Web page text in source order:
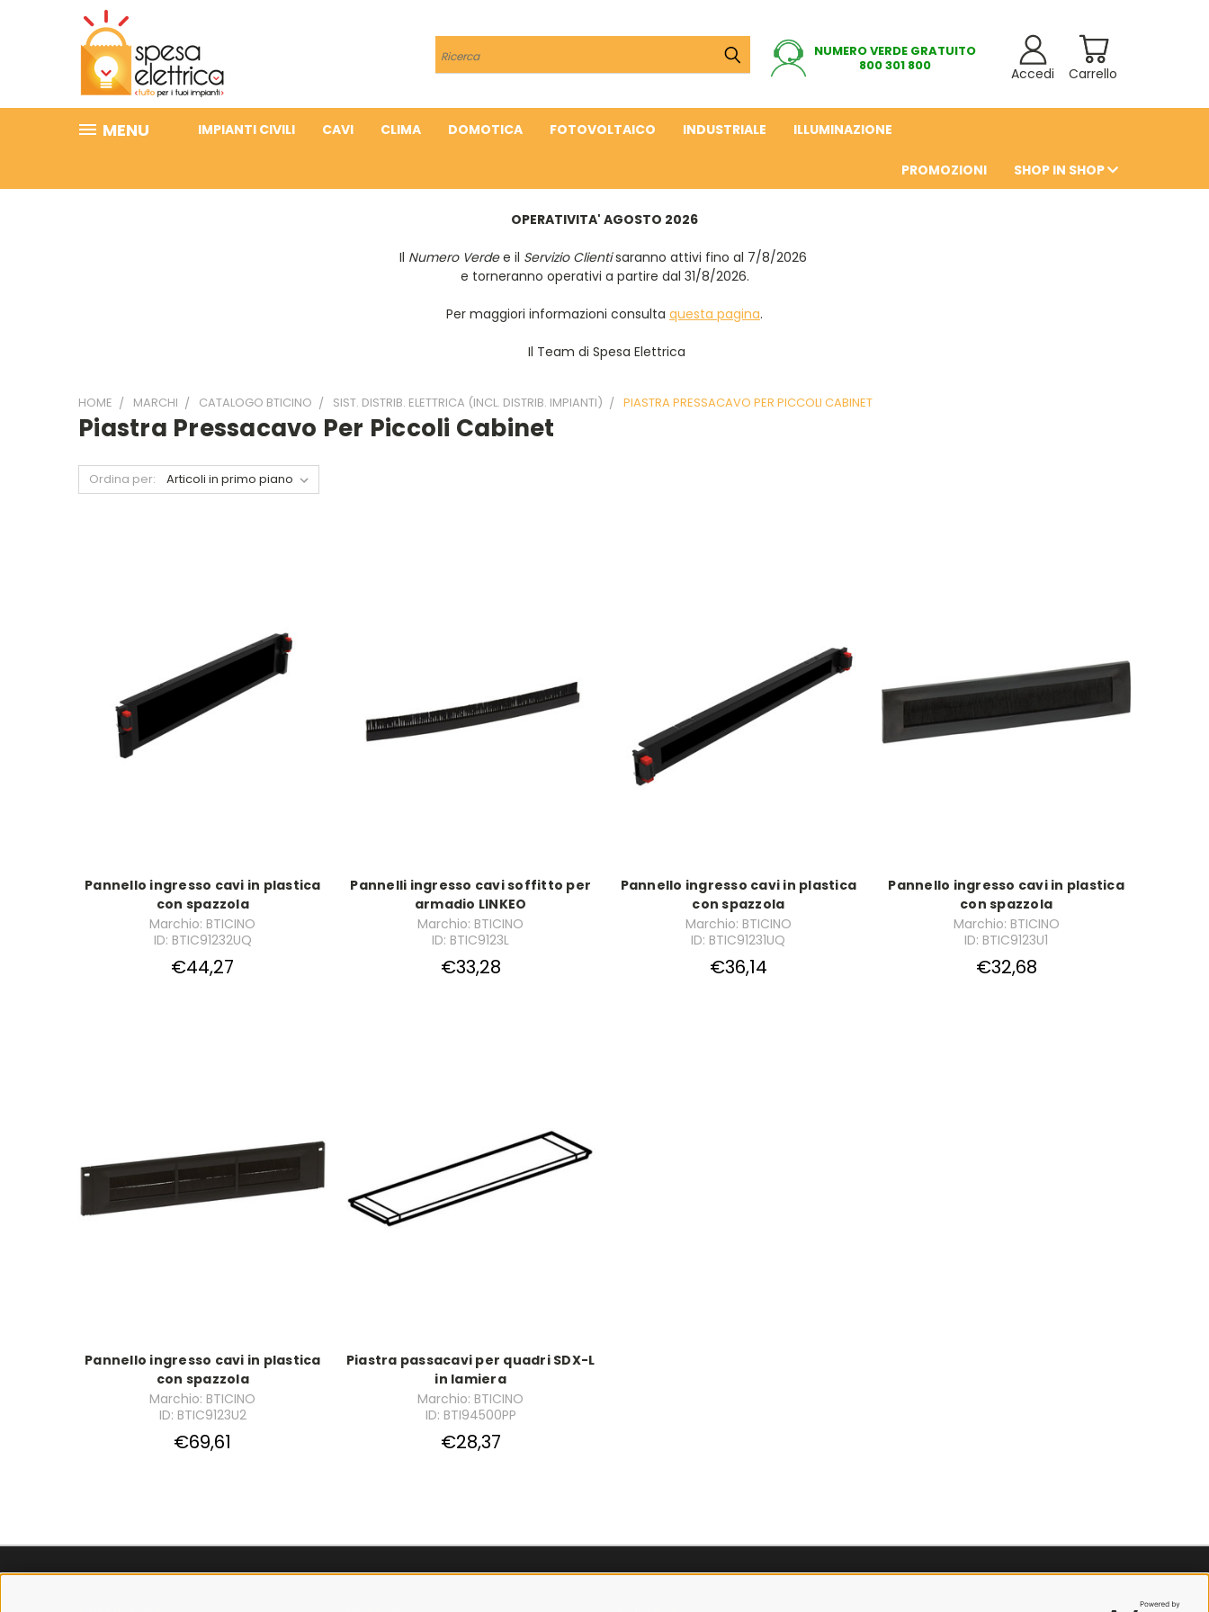
Cerca
NUMERO VERDE GRATUITO
800 301 800
Carrello
Accedi
MENU IMPIANTI CIVILI CAVI CLIMA DOMOTICA FOTOVOLTAICO INDUSTRIALE ILLUMINAZIONE
PROMOZIONI SHOP IN SHOP
OPERATIVITA' AGOSTO 2026
Il Numero Verdee il Servizio Clientisaranno attivi fino al 7/8/2026
e torneranno operativi a partire dal 31/8/2026.
Per maggiori informazioni consulta questa pagina.
Il Team di Spesa Elettrica
HOME MARCHI CATALOGO BTICINO SIST. DISTRIB. ELETTRICA (INCL. DISTRIB. IMPIANTI) PIASTRA PRESSACAVO PER PICCOLI CABINET
Piastra Pressacavo Per Piccoli Cabinet
Ordina per:
Pannello ingresso cavi in plastica
con spazzola
Marchio: BTICINO
ID: BTIC91232UQ
€44,27
Pannelli ingresso cavi soffitto per
armadio LINKEO
Marchio: BTICINO
ID: BTIC9123L
€33,28
Pannello ingresso cavi in plastica
con spazzola
Marchio: BTICINO
ID: BTIC91231UQ
€36,14
Pannello ingresso cavi in plastica
con spazzola
Marchio: BTICINO
ID: BTIC9123U1
€32,68
Pannello ingresso cavi in plastica
con spazzola
Marchio: BTICINO
ID: BTIC9123U2
€69,61
Piastra passacavi per quadri SDX-L
in lamiera
Marchio: BTICINO
ID: BTI94500PP
€28,37